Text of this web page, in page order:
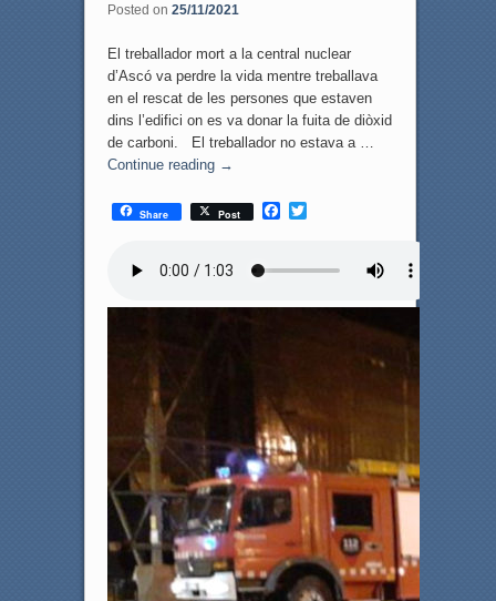
Posted on 25/11/2021
El treballador mort a la central nuclear
d’Ascó va perdre la vida mentre treballava
en el rescat de les persones que estaven
dins l’edifici on es va donar la fuita de diòxid
de carboni. El treballador no estava a …
Continue reading →
Share Post
F
T